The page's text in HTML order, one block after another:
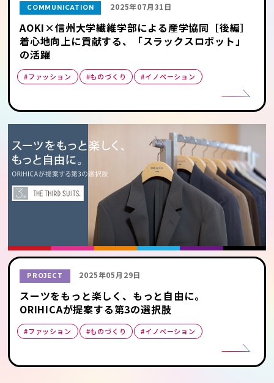
COMMUNICATION 2025年07月31日
AOKI×信州大学繊維学部による産学協同［後編］
着心地向上に貢献する、「スラックスロボット」
の活躍
#ファッション #ものづくり #イノベーション
PROJECT 2025年05月29日
スーツをもっと楽しく、もっと自由に。
ORIHICAが提案する第3の選択肢
#ファッション #ものづくり #イノベーション